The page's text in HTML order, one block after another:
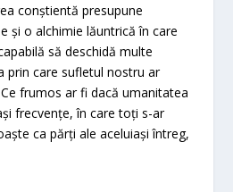
conștientă presupune
și o alchimie lăuntrică în care
să deschidă multe
prin care sufletul nostru ar
frumos ar fi dacă umanitatea
frecvențe, în care toți s-ar
ca părți ale aceluiași întreg,